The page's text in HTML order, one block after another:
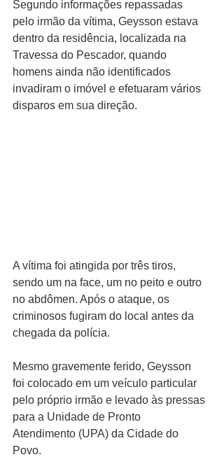
Segundo informações repassadas
pelo irmão da vítima, Geysson estava
dentro da residência, localizada na
Travessa do Pescador, quando
homens ainda não identificados
invadiram o imóvel e efetuaram vários
disparos em sua direção.
A vítima foi atingida por três tiros,
sendo um na face, um no peito e outro
no abdômen. Após o ataque, os
criminosos fugiram do local antes da
chegada da polícia.
Mesmo gravemente ferido, Geysson
foi colocado em um veículo particular
pelo próprio irmão e levado às pressas
para a Unidade de Pronto
Atendimento (UPA) da Cidade do
Povo.